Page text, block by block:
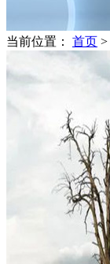
当前位置： 首页 >